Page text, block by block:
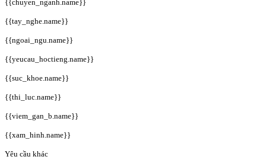
{{chuyen_nganh.name}}
{{tay_nghe.name}}
{{ngoai_ngu.name}}
{{yeucau_hoctieng.name}}
{{suc_khoe.name}}
{{thi_luc.name}}
{{viem_gan_b.name}}
{{xam_hinh.name}}
Yêu cầu khác